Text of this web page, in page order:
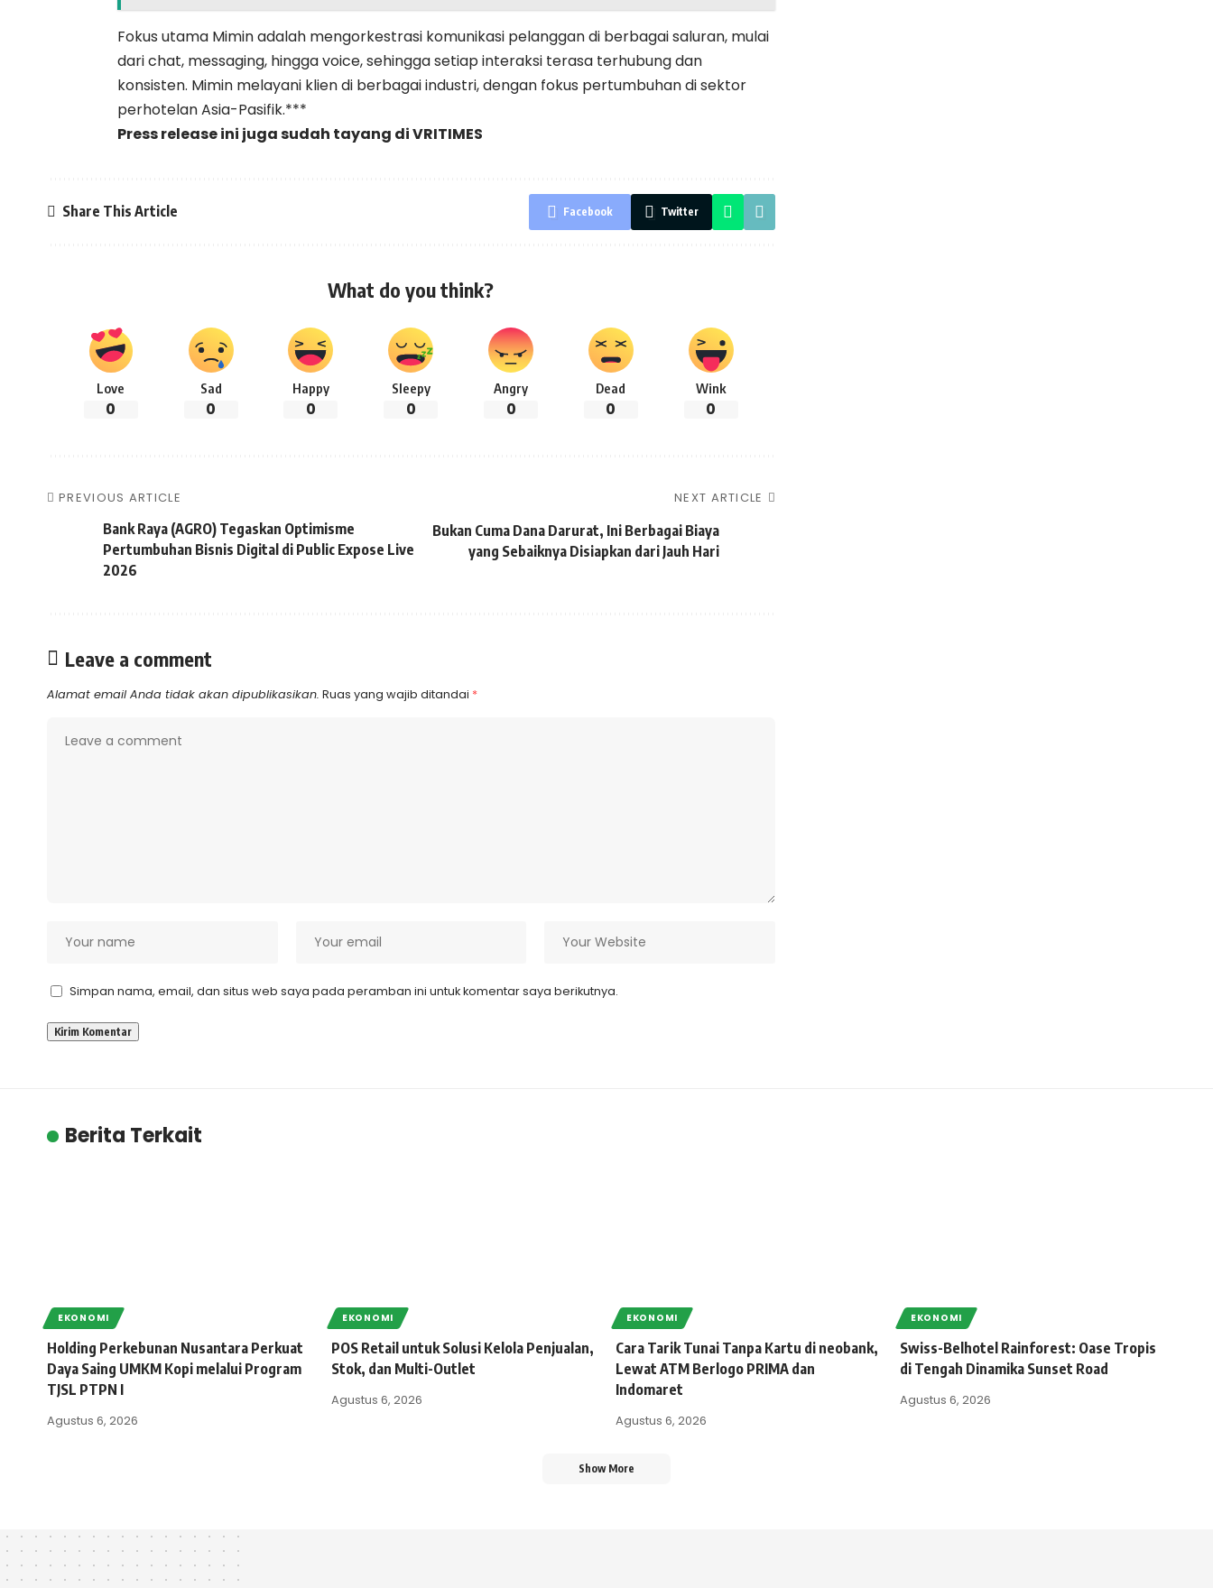
Fokus utama Mimin adalah mengorkestrasi komunikasi pelanggan di berbagai saluran, mulai
dari chat, messaging, hingga voice, sehingga setiap interaksi terasa terhubung dan
konsisten. Mimin melayani klien di berbagai industri, dengan fokus pertumbuhan di sektor
perhotelan Asia-Pasifik.***
Press release ini juga sudah tayang diVRITIMES
Share This Article Facebook Twitter
What do you think?
Love
0
Sad
0
Happy
0
Sleepy
0
Angry
0
Dead
0
Wink
0
PREVIOUS ARTICLE
Bank Raya (AGRO) Tegaskan Optimisme
Pertumbuhan Bisnis Digital di Public Expose Live
2026
NEXT ARTICLE
Bukan Cuma Dana Darurat, Ini Berbagai Biaya
yang Sebaiknya Disiapkan dari Jauh Hari
Leave a comment
Alamat email Anda tidak akan dipublikasikan. Ruas yang wajib ditandai *
Simpan nama, email, dan situs web saya pada peramban ini untuk komentar saya berikutnya.
Berita Terkait
EKONOMI
Holding Perkebunan Nusantara Perkuat
Daya Saing UMKM Kopi melalui Program
TJSL PTPN I
Agustus 6, 2026
EKONOMI
POS Retail untuk Solusi Kelola Penjualan,
Stok, dan Multi-Outlet
Agustus 6, 2026
EKONOMI
Cara Tarik Tunai Tanpa Kartu di neobank,
Lewat ATM Berlogo PRIMA dan
Indomaret
Agustus 6, 2026
EKONOMI
Swiss-Belhotel Rainforest: Oase Tropis
di Tengah Dinamika Sunset Road
Agustus 6, 2026
Show More